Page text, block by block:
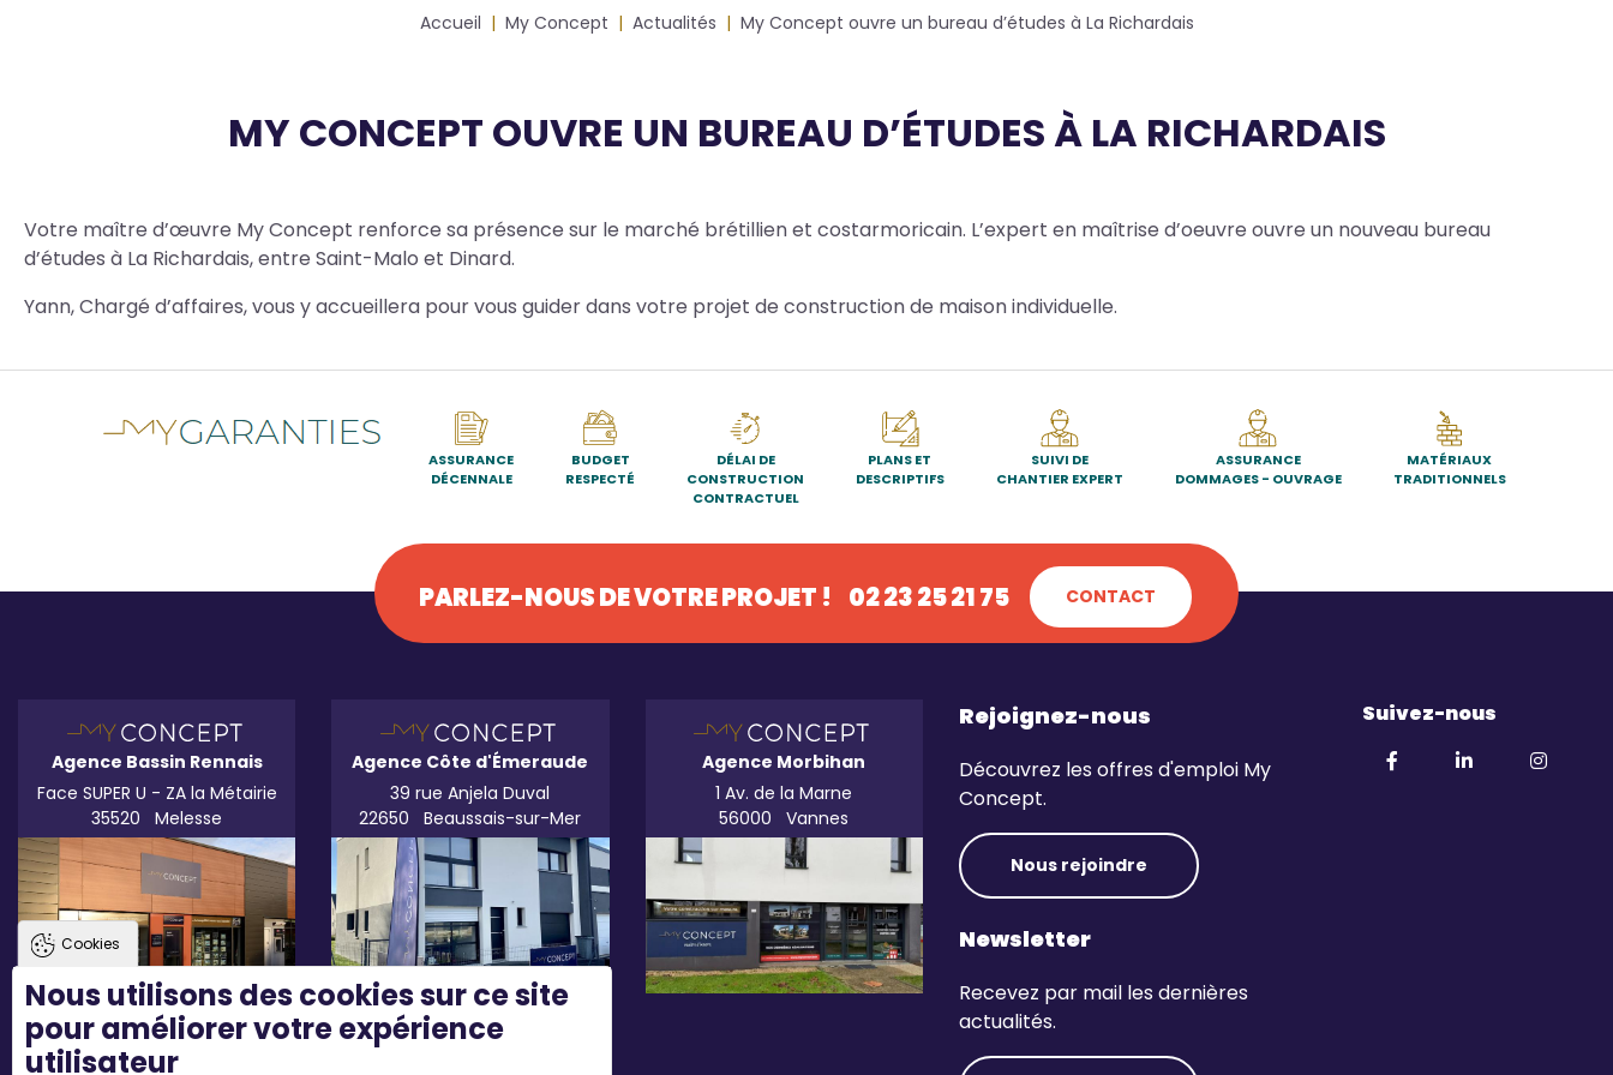
Accueil My Concept Actualités My Concept ouvre un bureau d’études à La Richardais
MY CONCEPT OUVRE UN BUREAU D’ÉTUDES À LA RICHARDAIS
Body
Votre maître d’œuvre My Concept renforce sa présence sur le marché brétillien et costarmoricain. L’expert en maîtrise d’oeuvre ouvre un nouveau bureau
d’études à La Richardais, entre Saint-Malo et Dinard.
Yann, Chargé d’affaires, vous y accueillera pour vous guider dans votre projet de construction de maison individuelle.
ASSURANCE
DÉCENNALE
BUDGET
RESPECTÉ
DÉLAI DE
CONSTRUCTION
CONTRACTUEL
PLANS ET
DESCRIPTIFS
SUIVI DE
CHANTIER EXPERT
ASSURANCE
DOMMAGES - OUVRAGE
MATÉRIAUX
TRADITIONNELS
PARLEZ-NOUS DE VOTRE PROJET ! 02 23 25 21 75 CONTACT
Agence Bassin Rennais
Face SUPER U - ZA la Métairie
35520
Melesse
Agence Côte d'Émeraude
39 rue Anjela Duval
22650
Beaussais-sur-Mer
Agence Morbihan
1 Av. de la Marne
56000
Vannes
Rejoignez-nous
Découvrez les offres d'emploi My
Concept.
Nous rejoindre
Newsletter
Recevez par mail les dernières
actualités.
Suivez-nous
Cookies
Nous utilisons des cookies sur ce site
pour améliorer votre expérience
utilisateur